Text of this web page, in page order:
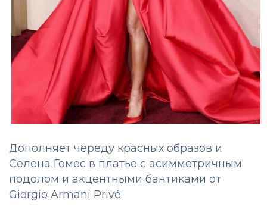
Дополняет череду красных образов и
Селена Гомес в платье с асимметричным
подолом и акцентными бантиками от
Giorgio Armani Privé.